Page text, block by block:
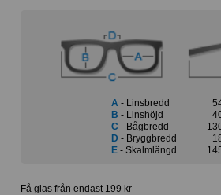
A - Linsbredd
B - Linshöjd
C - Bågbredd
D - Bryggbredd
E- Skalmlängd
Få glas från endast 199 kr